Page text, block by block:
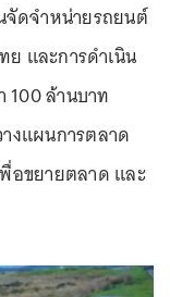
จัดจำหน่ายรถยนต์
ย และการดำเนิน
100 ล้านบาท
งแผนการตลาด
อขยายตลาด และ